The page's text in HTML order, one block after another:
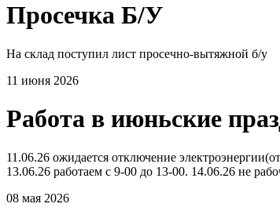
Просечка Б/У
На склад поступил лист просечно-вытяжной б/у
11 июня 2026
Работа в июньские
11.06.26 ожидается отключение
13.06.26 работаем с 9-00 до 13-00. 14.06.26 не
08 мая 2026